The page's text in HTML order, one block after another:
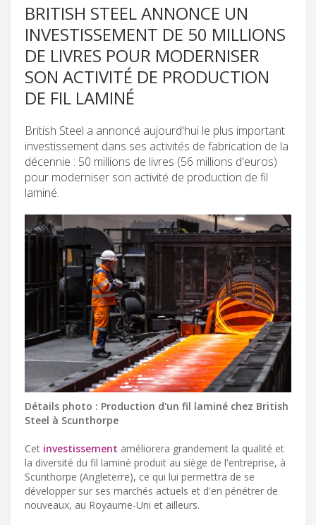
BRITISH STEEL ANNONCE UN
INVESTISSEMENT DE 50 MILLIONS
DE LIVRES POUR MODERNISER
SON ACTIVITÉ DE PRODUCTION
DE FIL LAMINÉ
British Steel a annoncé aujourd'hui le plus important
investissement dans ses activités de fabrication de la
décennie : 50 millions de livres (56 millions d'euros)
pour moderniser son activité de production de fil
laminé.
Détails photo : Production d'un fil laminé chez British
Steel à Scunthorpe
Cet investissement améliorera grandement la qualité et
la diversité du fil laminé produit au siège de l'entreprise, à
Scunthorpe (Angleterre), ce qui lui permettra de se
développer sur ses marchés actuels et d'en pénétrer de
nouveaux, au Royaume-Uni et ailleurs.